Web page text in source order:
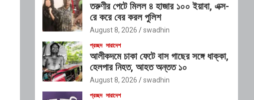
তরুণীর পেটে মিলল ৪ হাজার ১০০ ইয়াবা, এক্স-
রে করে বের করল পুলিশ
August 8, 2026 swadhin
প্রচ্ছদ সারাদেশ
আলীকদমে চাকা ফেটে বাস গাছের সঙ্গে ধাক্কা,
হেলপার নিহত, আহত অন্তত ১০
August 8, 2026 swadhin
প্রচ্ছদ সারাদেশ